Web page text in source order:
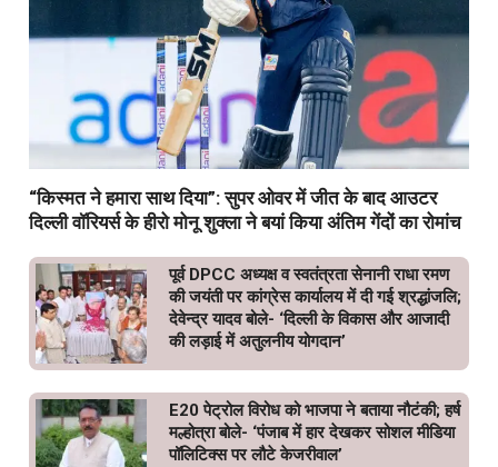
“किस्मत ने हमारा साथ दिया”: सुपर ओवर में जीत के बाद आउटर
दिल्ली वॉरियर्स के हीरो मोनू शुक्ला ने बयां किया अंतिम गेंदों का रोमांच
पूर्व DPCC अध्यक्ष व स्वतंत्रता सेनानी राधा रमण
की जयंती पर कांग्रेस कार्यालय में दी गई श्रद्धांजलि;
देवेन्द्र यादव बोले- ‘दिल्ली के विकास और आजादी
की लड़ाई में अतुलनीय योगदान’
E20 पेट्रोल विरोध को भाजपा ने बताया नौटंकी; हर्ष
मल्होत्रा बोले- ‘पंजाब में हार देखकर सोशल मीडिया
पॉलिटिक्स पर लौटे केजरीवाल’